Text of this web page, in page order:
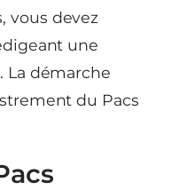
vous devez
une
La démarche
du Pacs